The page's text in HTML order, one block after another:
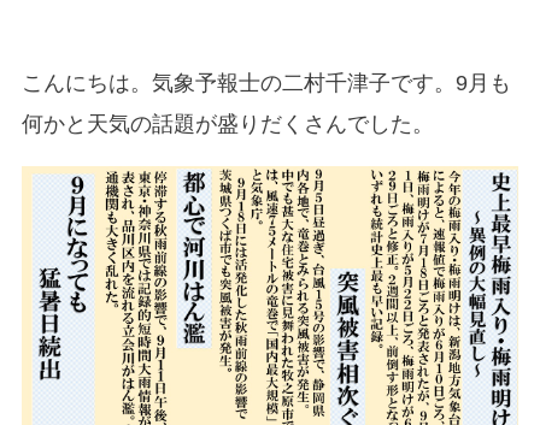
こんにちは。気象予報士の二村千津子です。9月も
何かと天気の話題が盛りだくさんでした。